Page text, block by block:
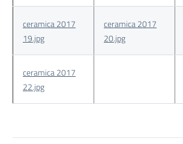
ceramica 2017
19.jpg
ceramica 2017
20.jpg
ceramica 2017
22.jpg